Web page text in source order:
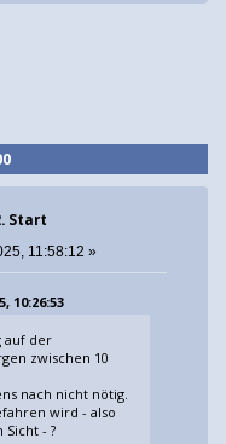
Start
11:58:12 »
10:26:53
auf der
zwischen 10
nach nicht nötig.
wird - also
- ?